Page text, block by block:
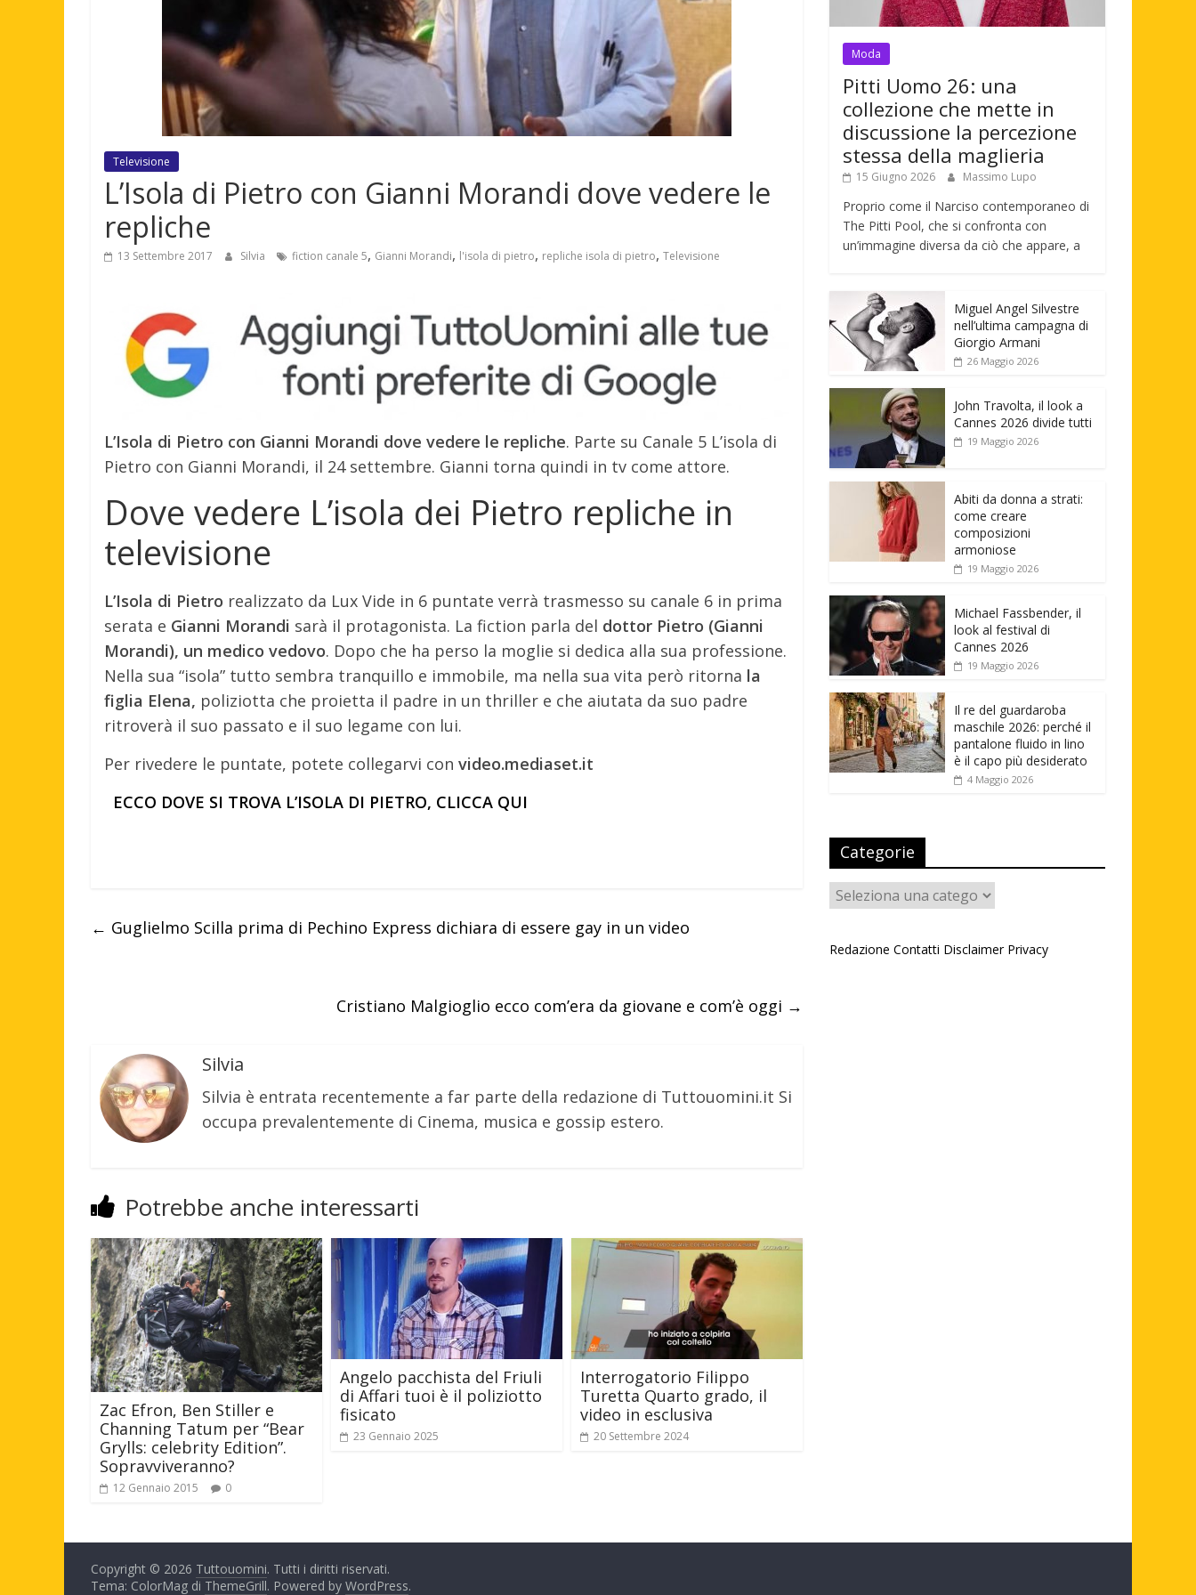
Televisione
L’Isola di Pietro con Gianni Morandi dove vedere le
repliche
13 Settembre 2017 Silvia fiction canale 5, Gianni Morandi, l'isola di pietro, repliche isola di pietro, Televisione
L’Isola di Pietro con Gianni Morandi dove vedere le repliche. Parte su Canale 5 L’isola di
Pietro con Gianni Morandi, il 24 settembre. Gianni torna quindi in tv come attore.
Dove vedere L’isola dei Pietro repliche in
televisione
L’Isola di Pietro realizzato da Lux Vide in 6 puntate verrà trasmesso su canale 6 in prima
serata e Gianni Morandi sarà il protagonista. La fiction parla del dottor Pietro (Gianni
Morandi), un medico vedovo. Dopo che ha perso la moglie si dedica alla sua professione.
Nella sua “isola” tutto sembra tranquillo e immobile, ma nella sua vita però ritorna la
figlia Elena, poliziotta che proietta il padre in un thriller e che aiutata da suo padre
ritroverà il suo passato e il suo legame con lui.
Per rivedere le puntate, potete collegarvi con video.mediaset.it
ECCO DOVE SI TROVA L’ISOLA DI PIETRO, CLICCA QUI
← Guglielmo Scilla prima di Pechino Express dichiara di essere gay in un video
Cristiano Malgioglio ecco com’era da giovane e com’è oggi →
Silvia
Silvia è entrata recentemente a far parte della redazione di Tuttouomini.it Si
occupa prevalentemente di Cinema, musica e gossip estero.
Potrebbe anche interessarti
Zac Efron, Ben Stiller e
Channing Tatum per “Bear
Grylls: celebrity Edition”.
Sopravviveranno?
12 Gennaio 2015 0
Angelo pacchista del Friuli
di Affari tuoi è il poliziotto
fisicato
23 Gennaio 2025
Interrogatorio Filippo
Turetta Quarto grado, il
video in esclusiva
20 Settembre 2024
Moda
Pitti Uomo 26: una
collezione che mette in
discussione la percezione
stessa della maglieria
15 Giugno 2026 Massimo Lupo
Proprio come il Narciso contemporaneo di
The Pitti Pool, che si confronta con
un’immagine diversa da ciò che appare, a
Miguel Angel Silvestre
nell’ultima campagna di
Giorgio Armani
26 Maggio 2026
John Travolta, il look a
Cannes 2026 divide tutti
19 Maggio 2026
Abiti da donna a strati:
come creare
composizioni
armoniose
19 Maggio 2026
Michael Fassbender, il
look al festival di
Cannes 2026
19 Maggio 2026
Il re del guardaroba
maschile 2026: perché il
pantalone fluido in lino
è il capo più desiderato
4 Maggio 2026
Categorie
Categorie
Redazione Contatti Disclaimer Privacy
Copyright © 2026 Tuttouomini. Tutti i diritti riservati.
Tema: ColorMag di ThemeGrill. Powered by WordPress.